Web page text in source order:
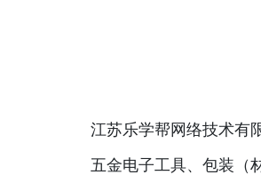
江苏乐学帮网络技术有
五金电子工具、包装（